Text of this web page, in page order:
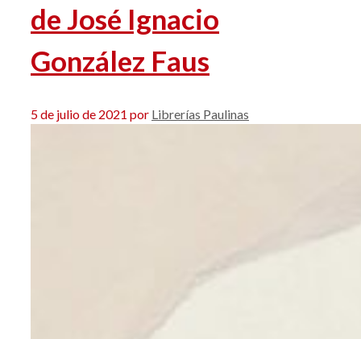
de José Ignacio
González Faus
5 de julio de 2021 por Librerías Paulinas